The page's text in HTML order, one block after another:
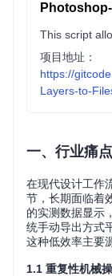
项目地址：
https://
Layers-to-
一、行业痛
在现代设计工作
节，长期面临着
的实测数据显示
统手动导出方式
这种低效率主要
1.1 重复性机械